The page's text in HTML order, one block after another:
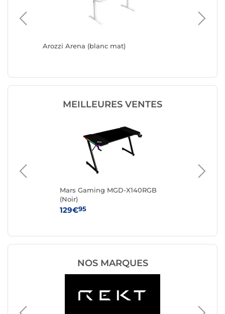
Arozzi Arena (blanc mat)
MEILLEURES VENTES
Mars Gaming MGD-X140RGB
(Noir)
129€95
NOS MARQUES